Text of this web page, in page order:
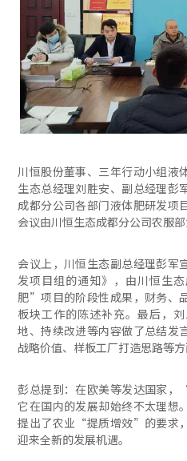
川恒股份董事、三年行动小组液
生态总经理刘胜安、副总经理彭
成都分公司各部门液体肥研发项
会议由川恒生态成都分公司农服部
会议上，川恒生态副总经理彭
发项目组的通知》，由川恒生
肥”项目的阶段性成果，财务、
板块工作的陈述补充。最后，
地、持续改进等内容做了总结发
战略价值、样板工厂打造思路等方
彭总提到：在欧美等发达国家
它在国内的发展却始终不太理想
提出了农业“提质增效”的要求
迎来全新的发展机遇。